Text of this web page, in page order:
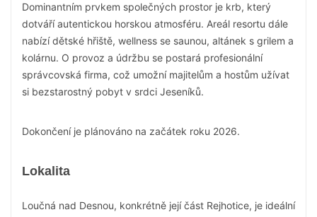
Dominantním prvkem společných prostor je krb, který
dotváří autentickou horskou atmosféru. Areál resortu dále
nabízí dětské hřiště, wellness se saunou, altánek s grilem a
kolárnu. O provoz a údržbu se postará profesionální
správcovská firma, což umožní majitelům a hostům užívat
si bezstarostný pobyt v srdci Jeseníků.
Dokončení je plánováno na začátek roku 2026.
Lokalita
Loučná nad Desnou, konkrétně její část Rejhotice, je ideální